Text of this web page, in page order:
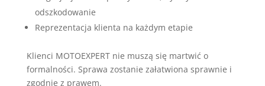
odszkodowanie
Reprezentacja klienta na każdym etapie
Klienci MOTOEXPERT nie muszą się martwić o
formalności. Sprawa zostanie załatwiona sprawnie i
zgodnie z prawem.